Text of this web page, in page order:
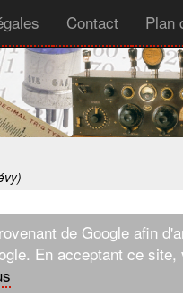
Contact Plan
de Google afin
En acceptant ce